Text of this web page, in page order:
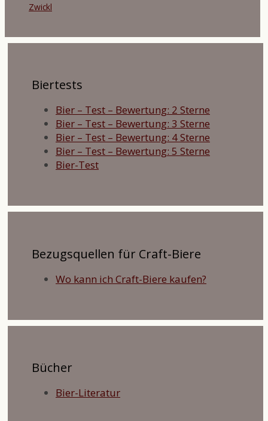
Zwickl
Biertests
Bier – Test – Bewertung: 2 Sterne
Bier – Test – Bewertung: 3 Sterne
Bier – Test – Bewertung: 4 Sterne
Bier – Test – Bewertung: 5 Sterne
Bier-Test
Bezugsquellen für Craft-Biere
Wo kann ich Craft-Biere kaufen?
Bücher
Bier-Literatur